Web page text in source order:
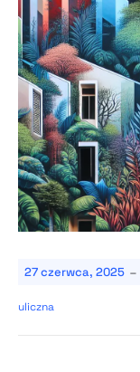
27 czerwca, 2025 -
uliczna